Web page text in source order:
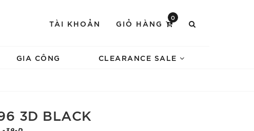
TÀI KHOẢN GIỎ HÀNG
0
GIA CÔNG CLEARANCE SALE
3D BLACK